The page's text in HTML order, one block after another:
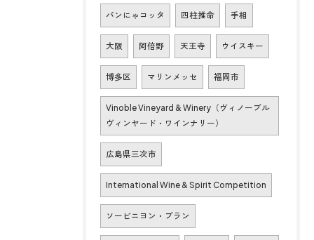
パンにゃコッタ 四柱推命 手相
大阪 阿倍野 天王寺 ウイスキー
博多区 マリンメッセ 福岡市
Vinoble Vineyard & Winery（ヴィノーブル
ヴィンヤード・ワインナリー）
広島県三次市
International Wine & Spirit Competition
ソービニヨン・ブラン